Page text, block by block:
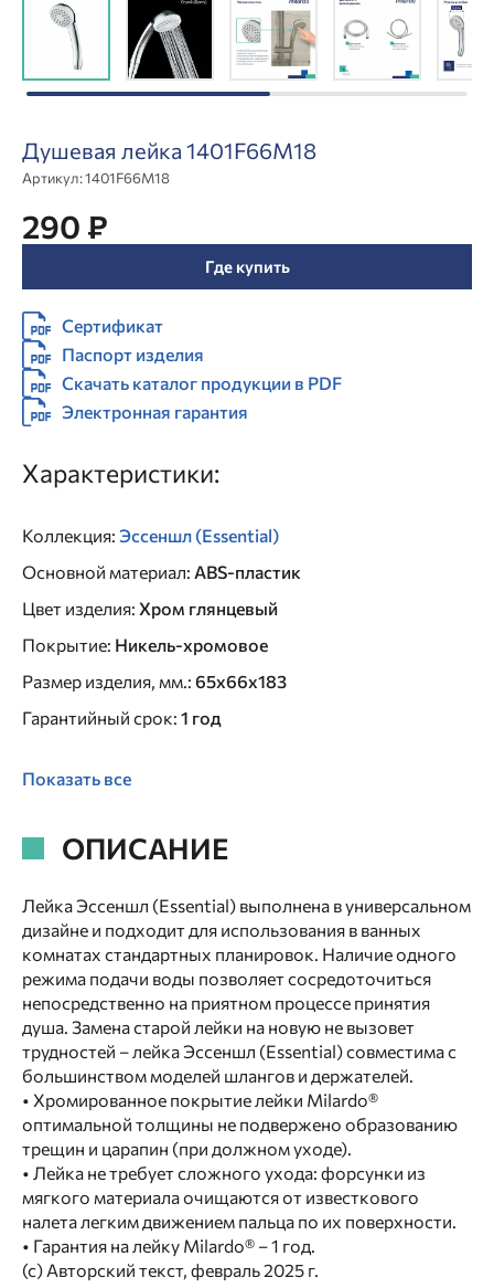
Душевая лейка 1401F66M18
Артикул:1401F66M18
290 ₽
Где купить
Сертификат
Паспорт изделия
Скачать каталог продукции в PDF
Электронная гарантия
Характеристики:
Коллекция: Эссеншл (Essential)
Основной материал: ABS-пластик
Цвет изделия: Хром глянцевый
Покрытие: Никель-хромовое
Размер изделия, мм.: 65x66x183
Гарантийный срок: 1 год
Показать все
ОПИСАНИЕ
Лейка Эссеншл (Essential) выполнена в универсальном
дизайне и подходит для использования в ванных
комнатах стандартных планировок. Наличие одного
режима подачи воды позволяет сосредоточиться
непосредственно на приятном процессе принятия
душа. Замена старой лейки на новую не вызовет
трудностей – лейка Эссеншл (Essential) совместима с
большинством моделей шлангов и держателей.
• Хромированное покрытие лейки Milardo®
оптимальной толщины не подвержено образованию
трещин и царапин (при должном уходе).
• Лейка не требует сложного ухода: форсунки из
мягкого материала очищаются от известкового
налета легким движением пальца по их поверхности.
• Гарантия на лейку Milardo® – 1 год.
(с) Авторский текст, февраль 2025 г.